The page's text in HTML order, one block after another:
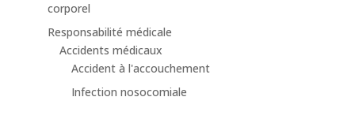
corporel
Responsabilité médicale
Accidents médicaux
Accident à l'accouchement
Infection nosocomiale